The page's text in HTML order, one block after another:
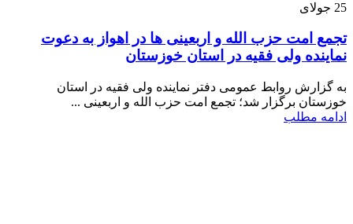
25 جولای
تجمع امت حزب الله و اربعینی ها در اهواز به دعوت
نماینده ولی فقیه در استان خوزستان
به گزارش روابط عمومی دفتر نماینده ولی فقیه در استان
خوزستان برگزار شد؛ تجمع امت حزب الله و اربعینی ...
ادامه مطلب